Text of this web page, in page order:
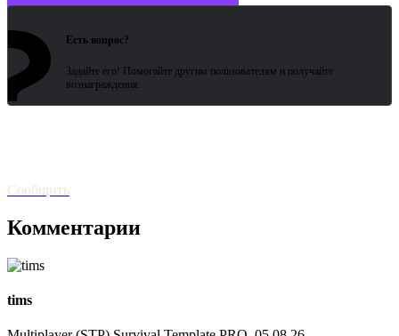
Есть вопрос?
Задайте его! Помогайте другим пользователям и получайте
вознаграждения.
Сообщить
Комментарии
tims